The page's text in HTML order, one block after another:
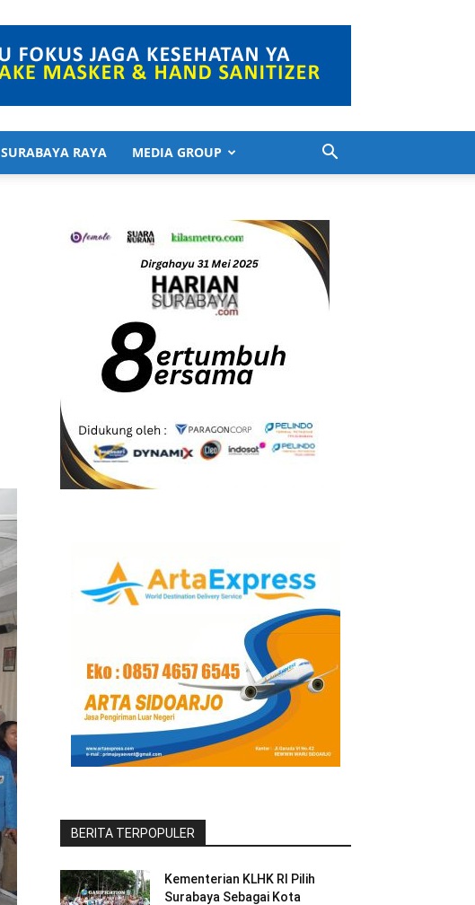
SURABAYA RAYA MEDIA GROUP
BERITA TERPOPULER
Kementerian KLHK RI Pilih
Surabaya Sebagai Kota